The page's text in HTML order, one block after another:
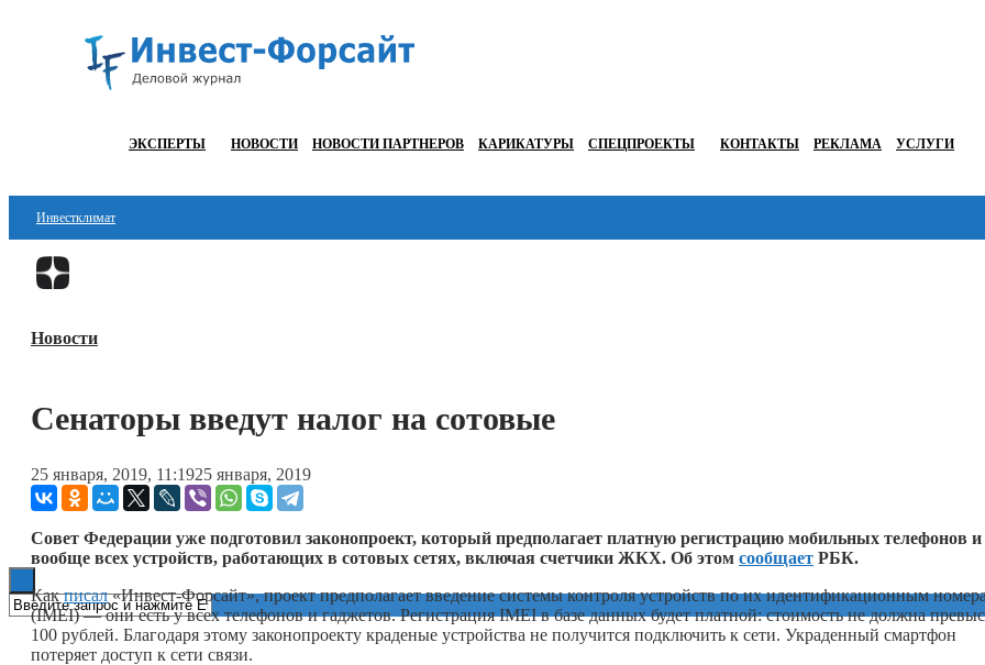
ЭКСПЕРТЫ НОВОСТИ НОВОСТИ ПАРТНЕРОВ КАРИКАТУРЫ СПЕЦПРОЕКТЫ КОНТАКТЫ РЕКЛАМА УСЛУГИ
Инвестклимат
Финансы
Блокчейн
ESG
Новости
Сенаторы введут налог на сотовые
25 января, 2019, 11:1925 января, 2019
Совет Федерации уже подготовил законопроект, который предполагает платную регистрацию мобильных телефонов и
вообще всех устройств, работающих в сотовых сетях, включая счетчики ЖКХ. Об этом сообщает РБК.
Какписал«Инвест-Форсайт», проект предполагает введение системы контроля устройств по их идентификационным
(IMEI) — они есть у всех телефонов и гаджетов. Регистрация IMEI в базе данных будет платной: стоимость не должна
100 рублей. Благодаря этому законопроекту краденые устройства не получится подключить к сети. Украденный смартфон
потеряет доступ к сети связи.